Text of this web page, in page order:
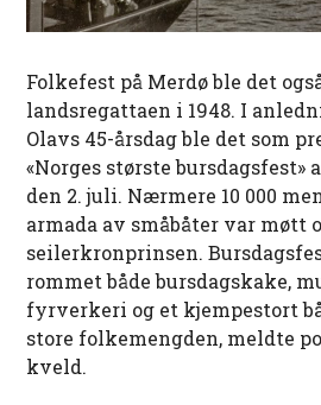
Folkefest på Merdø ble det
landsregattaen i 1948. I
Olavs 45-årsdag ble det som
«Norges største bursdagsfest»
den 2. juli. Nærmere 10 000
armada av småbåter var møtt
seilerkronprinsen.
rommet både bursdagskake,
fyrverkeri og et kjempestort
store folkemengden, meldte
kveld.